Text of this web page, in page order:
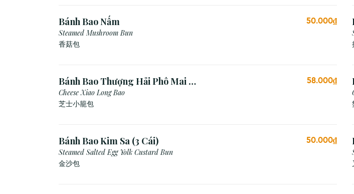
Bánh Bao Nấm
Steamed Mushroom Bun
香菇包
50.000₫
Bánh Bao Thượng Hải Phô Mai (3
Viên)
Cheese Xiao Long Bao
芝士小籠包
58.000₫
Bánh Bao Kim Sa (3 Cái)
Steamed Salted Egg Yolk Custard Bun
金沙包
50.000₫